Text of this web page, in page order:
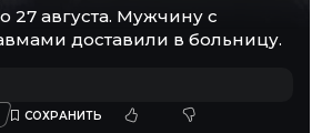
августа. Мужчину с
доставили в больницу.